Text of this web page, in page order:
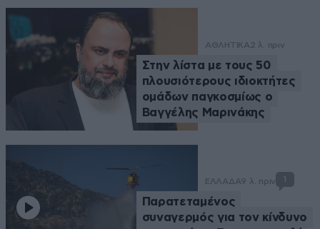
ΑΘΛΗΤΙΚΑ 2 λ. πριν
Στην λίστα με τους 50
πλουσιότερους ιδιοκτήτες
ομάδων παγκοσμίως ο
Βαγγέλης Μαρινάκης
ΕΛΛΑΔΑ9 λ. πριν
Παρατεταμένος
συναγερμός για τον κίνδυνο